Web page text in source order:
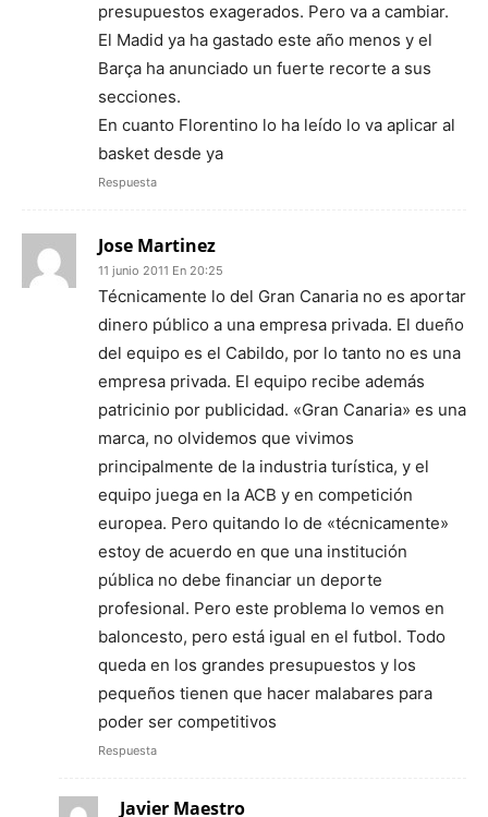
presupuestos exagerados. Pero va a cambiar.
El Madid ya ha gastado este año menos y el
Barça ha anunciado un fuerte recorte a sus
secciones.
En cuanto Florentino lo ha leído lo va aplicar al
basket desde ya
Respuesta
Jose Martinez
11 junio 2011 En 20:25
Técnicamente lo del Gran Canaria no es aportar
dinero público a una empresa privada. El dueño
del equipo es el Cabildo, por lo tanto no es una
empresa privada. El equipo recibe además
patricinio por publicidad. «Gran Canaria» es una
marca, no olvidemos que vivimos
principalmente de la industria turística, y el
equipo juega en la ACB y en competición
europea. Pero quitando lo de «técnicamente»
estoy de acuerdo en que una institución
pública no debe financiar un deporte
profesional. Pero este problema lo vemos en
baloncesto, pero está igual en el futbol. Todo
queda en los grandes presupuestos y los
pequeños tienen que hacer malabares para
poder ser competitivos
Respuesta
Javier Maestro